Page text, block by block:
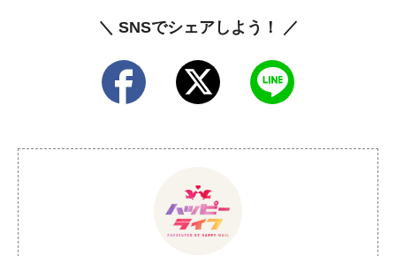
＼ SNSでシェアしよう！ ／